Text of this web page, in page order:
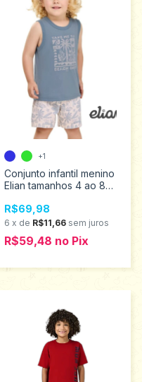
Conjunto infantil menino
Elian tamanhos 4 ao 8
R$69,98
6 x de R$11,66 sem juros
R$59,48 no Pix
+1